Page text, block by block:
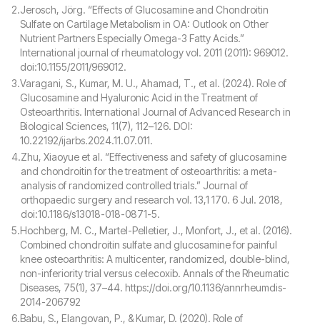
2.Jerosch, Jörg. “Effects of Glucosamine and Chondroitin
Sulfate on Cartilage Metabolism in OA: Outlook on Other
Nutrient Partners Especially Omega-3 Fatty Acids.”
International journal of rheumatology vol. 2011 (2011): 969012.
doi:10.1155/2011/969012.
3.Varagani, S., Kumar, M. U., Ahamad, T., et al. (2024). Role of
Glucosamine and Hyaluronic Acid in the Treatment of
Osteoarthritis. International Journal of Advanced Research in
Biological Sciences, 11(7), 112–126. DOI:
10.22192/ijarbs.2024.11.07.011.
4.Zhu, Xiaoyue et al. “Effectiveness and safety of glucosamine
and chondroitin for the treatment of osteoarthritis: a meta-
analysis of randomized controlled trials.” Journal of
orthopaedic surgery and research vol. 13,1 170. 6 Jul. 2018,
doi:10.1186/s13018-018-0871-5.
5.Hochberg, M. C., Martel-Pelletier, J., Monfort, J., et al. (2016).
Combined chondroitin sulfate and glucosamine for painful
knee osteoarthritis: A multicenter, randomized, double-blind,
non-inferiority trial versus celecoxib. Annals of the Rheumatic
Diseases, 75(1), 37–44. https://doi.org/10.1136/annrheumdis-
2014-206792
6.Babu, S., Elangovan, P., & Kumar, D. (2020). Role of